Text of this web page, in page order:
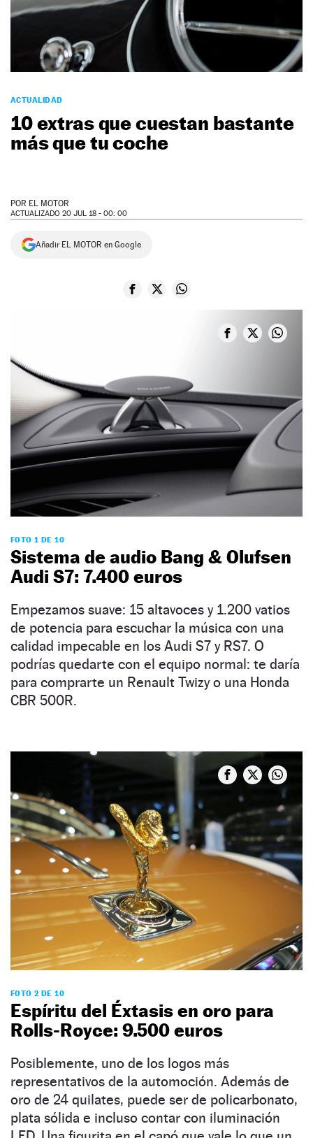
NEWSLETTER
ACTUALIDAD
10 extras que cuestan bastante
más que tu coche
POR EL MOTOR
ACTUALIZADO 20 JUL 18 - 00: 00
Añadir EL MOTOR en Google
FOTO 1 DE 10
Sistema de audio Bang & Olufsen
Audi S7: 7.400 euros
Empezamos suave: 15 altavoces y 1.200 vatios
de potencia para escuchar la música con una
calidad impecable en los Audi S7 y RS7. O
podrías quedarte con el equipo normal: te daría
para comprarte un Renault Twizy o una Honda
CBR 500R.
FOTO 2 DE 10
Espíritu del Éxtasis en oro para
Rolls-Royce: 9.500 euros
Posiblemente, uno de los logos más
representativos de la automoción. Además de
oro de 24 quilates, puede ser de policarbonato,
plata sólida e incluso contar con iluminación